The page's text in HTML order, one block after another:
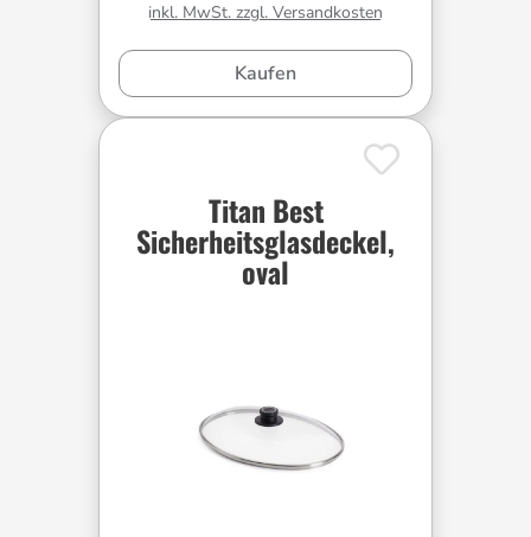
inkl. MwSt. zzgl. Versandkosten
Kaufen
Titan Best
Sicherheitsglasdeckel,
oval